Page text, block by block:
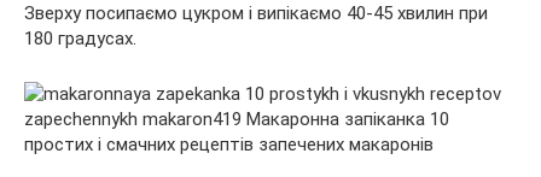
Зверху посипаємо цукром і випікаємо 40-45 хвилин при
180 градусах.